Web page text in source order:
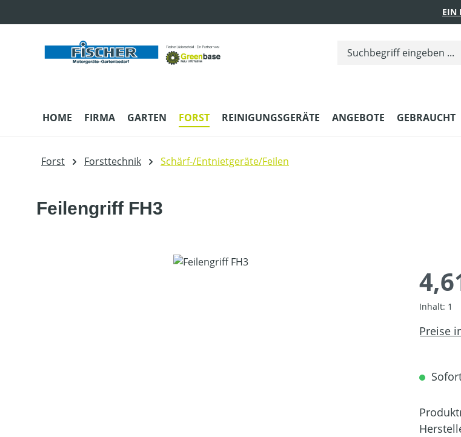
EIN
HOME FIRMA GARTEN FORST REINIGUNGSGERÄTE ANGEBOTE GEBRAUCHT
Forst Forsttechnik Schärf-/Entnietgeräte/Feilen
Feilengriff FH3
Inhalt: 1
Preise